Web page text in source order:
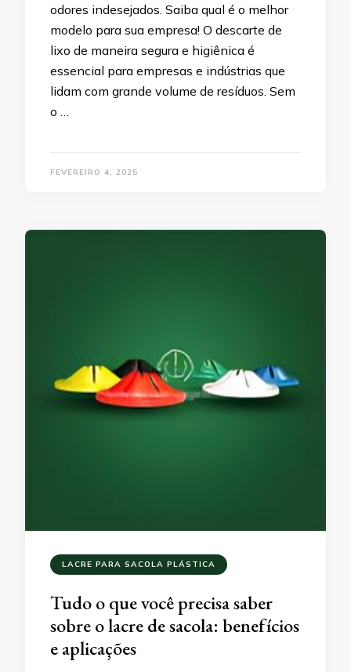
odores indesejados. Saiba qual é o melhor
modelo para sua empresa! O descarte de
lixo de maneira segura e higiênica é
essencial para empresas e indústrias que
lidam com grande volume de resíduos. Sem
o …
FEVEREIRO 4, 2025
LACRE PARA SACOLA PLÁSTICA
Tudo o que você precisa saber
sobre o lacre de sacola: benefícios
e aplicações